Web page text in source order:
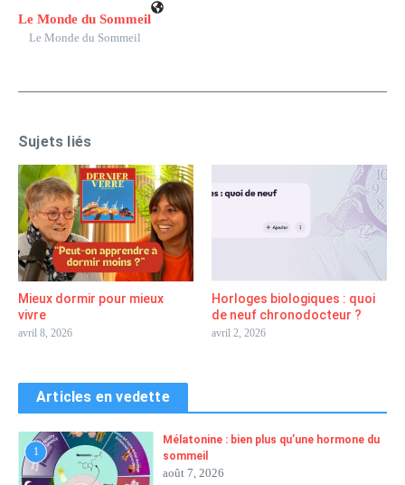
Le Monde du Sommeil
Le Monde du Sommeil
Sujets liés
Mieux dormir pour mieux
vivre
avril 8, 2026
Horloges biologiques : quoi
de neuf chronodocteur ?
avril 2, 2026
Articles en vedette
1
Mélatonine : bien plus qu’une hormone du
sommeil
août 7, 2026